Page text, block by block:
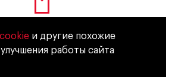
18 лет?
cookie и другие похожие
работы сайта